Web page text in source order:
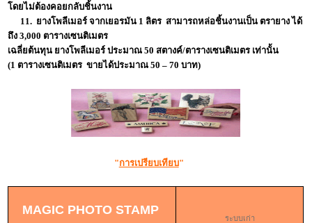
โดยไม่ต้องคอยกลับชิ้นงาน
11. ยางโพลีเมอร์ จากเยอรมัน 1 ลิตร สามารถหล่อชิ้นงานเป็น ตรายาง ได้
ถึง 3,000 ตารางเซนติเมตร
เฉลี่ยต้นทุน ยางโพลีเมอร์ ประมาณ 50 สตางค์/ตารางเซนติเมตร เท่านั้น
(1 ตารางเซนติเมตร ขายได้ประมาณ 50 – 70 บาท)
"การเปรียบเทียบ"
MAGIC PHOTO STAMP
ระบบเก่า